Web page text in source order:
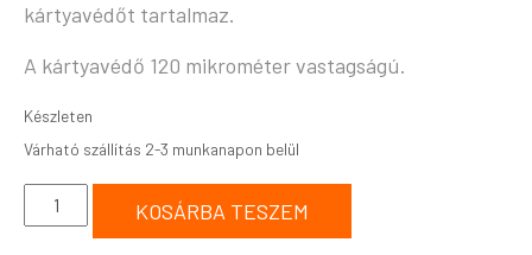
kártyavédőt tartalmaz.
A kártyavédő 120 mikrométer vastagságú.
Készleten
KOSÁRBA TESZEM